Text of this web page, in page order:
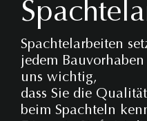
Fotogalerie
Karriere
Kontakt
Spachtelarbeiten
jedem
uns wichtig,
dass Sie die
beim Spachteln